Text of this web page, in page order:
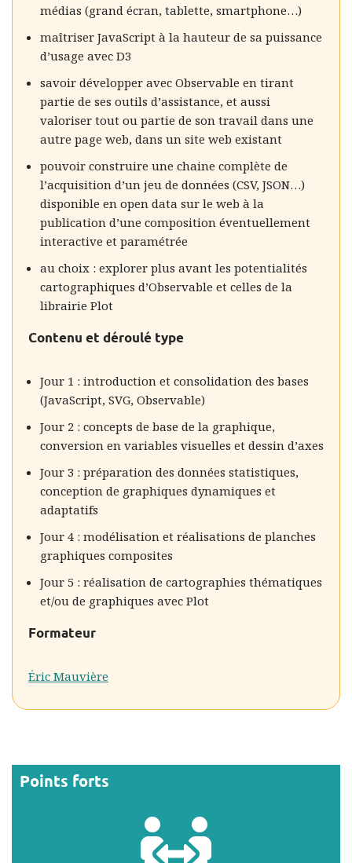
médias (grand écran, tablette, smartphone…)
maîtriser JavaScript à la hauteur de sa puissance
d’usage avec D3
savoir développer avec Observable en tirant
partie de ses outils d’assistance, et aussi
valoriser tout ou partie de son travail dans une
autre page web, dans un site web existant
pouvoir construire une chaine complète de
l’acquisition d’un jeu de données (CSV, JSON…)
disponible en open data sur le web à la
publication d’une composition éventuellement
interactive et paramétrée
au choix : explorer plus avant les potentialités
cartographiques d’Observable et celles de la
librairie Plot
Contenu et déroulé type
Jour 1 : introduction et consolidation des bases
(JavaScript, SVG, Observable)
Jour 2 : concepts de base de la graphique,
conversion en variables visuelles et dessin d’axes
Jour 3 : préparation des données statistiques,
conception de graphiques dynamiques et
adaptatifs
Jour 4 : modélisation et réalisations de planches
graphiques composites
Jour 5 : réalisation de cartographies thématiques
et/ou de graphiques avec Plot
Formateur
Éric Mauvière
Points forts